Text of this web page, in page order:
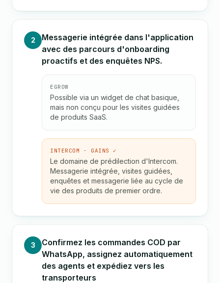
2
Messagerie intégrée dans l'application
avec des parcours d'onboarding
proactifs et des enquêtes NPS.
EGROW
Possible via un widget de chat basique,
mais non conçu pour les visites guidées
de produits SaaS.
INTERCOM · GAINS ✓
Le domaine de prédilection d'Intercom.
Messagerie intégrée, visites guidées,
enquêtes et messagerie liée au cycle de
vie des produits de premier ordre.
3
Confirmez les commandes COD par
WhatsApp, assignez automatiquement
des agents et expédiez vers les
transporteurs